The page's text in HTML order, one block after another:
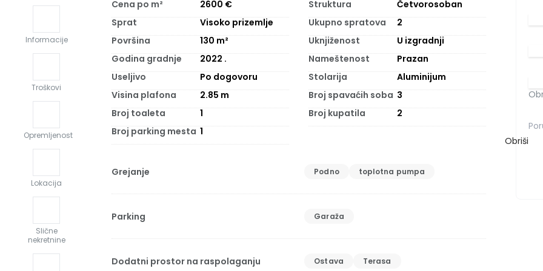
Informacije
Troškovi
Opremljenost
Lokacija
Slične
nekretnine
Cena po m² 2600 € Struktura
Četvorosoban
Sprat
Visoko prizemlje Ukupno spratova
2
Površina
130 m² Uknjiženost
U izgradnji
Godina gradnje
2022 . Nameštenost
Prazan
Useljivo
Po dogovoru Stolarija
Aluminijum
Visina plafona
2.85 m Broj spavaćih soba 3
Broj toaleta
1 Broj kupatila
2
Broj parking mesta 1
Grejanje Podno toplotna pumpa
Parking Garaža
Dodatni prostor na raspolaganju Ostava Terasa
Obriši